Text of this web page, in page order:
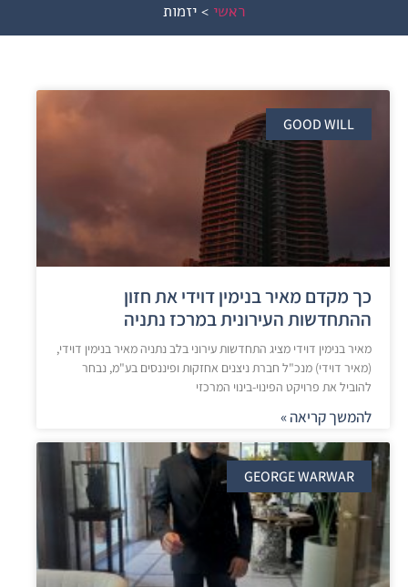
ראשי > יזמות
GOOD WILL
כך מקדם מאיר בנימין דוידי את חזון
ההתחדשות העירונית במרכז נתניה
מאיר בנימין דוידי מציג התחדשות עירוני בלב נתניה מאיר בנימין דוידי,
(מאיר דוידי) מנכ"ל חברת ניצנים אחזקות ופיננסים בע"מ, נבחר
להוביל את פרויקט הפינוי-בינוי המרכזי
להמשך קריאה »
GEORGE WARWAR